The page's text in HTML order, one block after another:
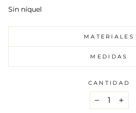
Sin níquel
MATERIALES
MEDIDAS
CANTIDAD